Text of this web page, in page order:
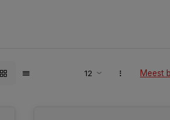
Meest